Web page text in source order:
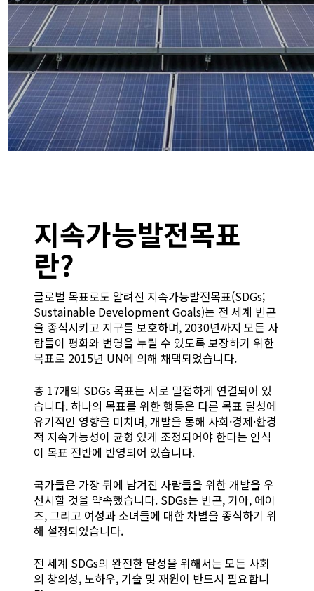
지속가능발전목표
란?
글로벌 목표로도 알려진 지속가능발전목표(SDGs;
Sustainable Development Goals)는 전 세계 빈곤
을 종식시키고 지구를 보호하며, 2030년까지 모든 사
람들이 평화와 번영을 누릴 수 있도록 보장하기 위한
목표로 2015년 UN에 의해 채택되었습니다.
총 17개의 SDGs 목표는 서로 밀접하게 연결되어 있
습니다. 하나의 목표를 위한 행동은 다른 목표 달성에
유기적인 영향을 미치며, 개발을 통해 사회·경제·환경
적 지속가능성이 균형 있게 조정되어야 한다는 인식
이 목표 전반에 반영되어 있습니다.
국가들은 가장 뒤에 남겨진 사람들을 위한 개발을 우
선시할 것을 약속했습니다. SDGs는 빈곤, 기아, 에이
즈, 그리고 여성과 소녀들에 대한 차별을 종식하기 위
해 설정되었습니다.
전 세계 SDGs의 완전한 달성을 위해서는 모든 사회
의 창의성, 노하우, 기술 및 재원이 반드시 필요합니